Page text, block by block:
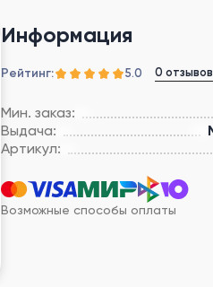
Информация
Рейтинг: 5.0 0 отзывов
Мин. заказ:
Выдача:
Артикул:
Возможные способы оплаты